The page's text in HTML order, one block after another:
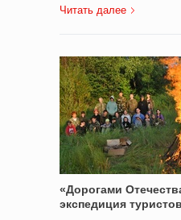
Читать далее
«Дорогами
экспедиция